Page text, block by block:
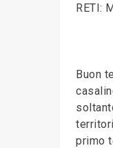
RETI:
Buon
primo